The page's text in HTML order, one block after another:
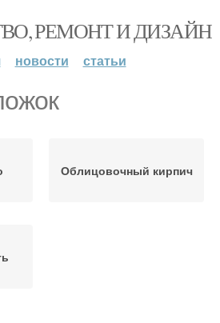
РЕМОНТ И ДИЗАЙН
новости статьи
Облицовочный кирпич